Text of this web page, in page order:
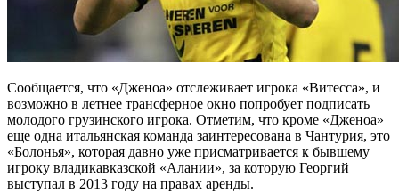
Сообщается, что «Дженоа» отслеживает игрока «Витесса», и
возможно в летнее трансферное окно попробует подписать
молодого грузинского игрока. Отметим, что кроме «Дженоа»
еще одна итальянская команда заинтересована в Чантурия, это
«Болонья», которая давно уже присматривается к бывшему
игроку владикавказской «Алании», за которую Георгий
выступал в 2013 году на правах аренды.